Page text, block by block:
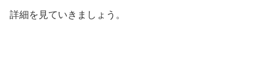
詳細を見ていきましょう。